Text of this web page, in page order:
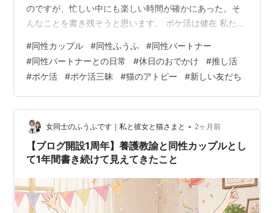
のですが、忙しい中にも楽しい時間が確かにあった。そ
んなことを書き残そうと思います。 ポケ活は健在 私たち
ポケモンが、今年でなんと30周年という記念すべき節
目。 定期的にポケパークへ行ってデトックス。 企業コラ
ボにも乗っかったし、 30周年一番くじも神引きだった。
こんな感じで、我が家の毎日はポケモンでいっぱいで
す。 行けなかった場所や手に入らなかったアイテムもあ
りますが、今後もコラボ企画は待っ…
#同性カップル #同性ふうふ #同性パートナー
#同性パートナーとの日常 #休日のおでかけ #推し活
#ポケ活 #ポケ活三昧 #猫のアトピー #新しい友だち
女同士のふうふです｜私と彼女と猫さまと • 2ヶ月前
【ブログ開設1周年】養護教諭と同性カップルとし
て1年間書き続けて見えてきたこと